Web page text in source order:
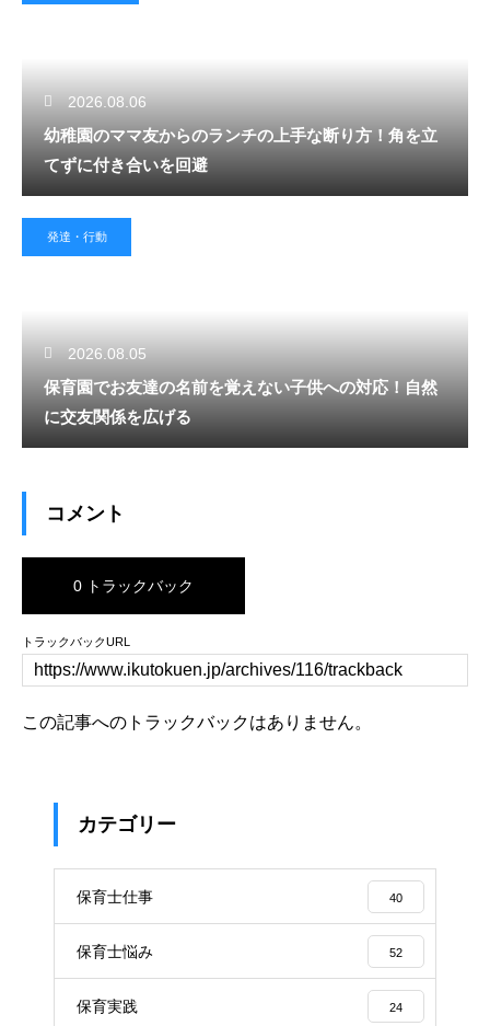
2026.08.06
幼稚園のママ友からのランチの上手な断り方！角を立
てずに付き合いを回避
発達・行動
2026.08.05
保育園でお友達の名前を覚えない子供への対応！自然
に交友関係を広げる
コメント
0 トラックバック
トラックバックURL
この記事へのトラックバックはありません。
カテゴリー
保育士仕事 40
保育士悩み 52
保育実践 24